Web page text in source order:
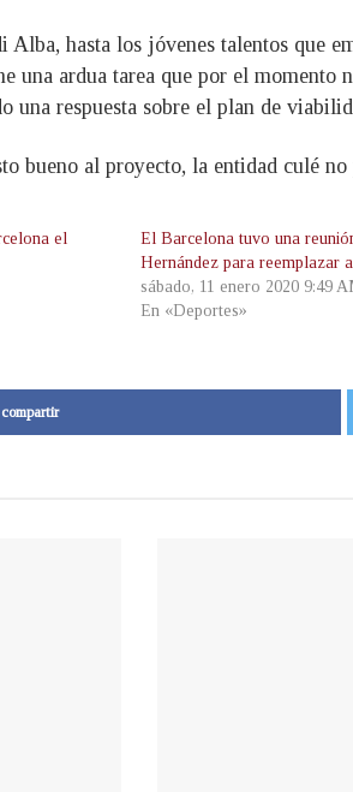
Alba, hasta los jóvenes talentos que
una ardua tarea que por el
una respuesta sobre el plan de
bueno al proyecto, la entidad culé
el
El Barcelona tuvo una
Hernández para reemplazar
sábado, 11 enero 2020 9:49
En «Deportes»
compartir